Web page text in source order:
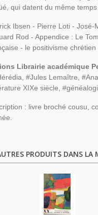
qui datent du même
Ibsen - Pierre Loti -
Rod - Appendice : Le
- le positivisme
Librairie académique
#Jules Lemaître,
XIXe siècle,
: livre broché cousu,
PRODUITS DANS LA